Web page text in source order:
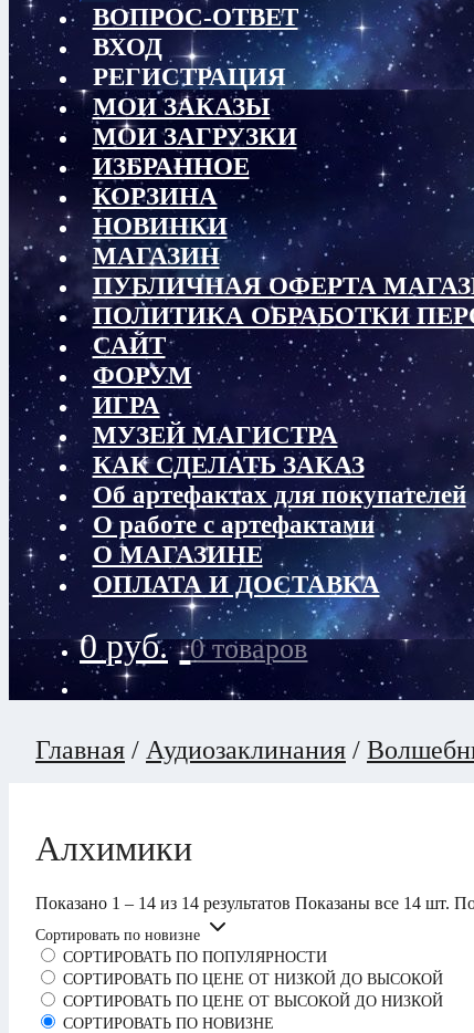
ВОПРОС-ОТВЕТ
ВХОД
РЕГИСТРАЦИЯ
МОИ ЗАКАЗЫ
МОИ ЗАГРУЗКИ
ИЗБРАННОЕ
КОРЗИНА
НОВИНКИ
МАГАЗИН
ПУБЛИЧНАЯ ОФЕРТА
ПОЛИТИКА ОБРАБОТКИ
САЙТ
ФОРУМ
ИГРА
МУЗЕЙ МАГИСТРА
КАК СДЕЛАТЬ ЗАКАЗ
Об артефактах для покупателей
О работе с артефактами
О МАГАЗИНЕ
ОПЛАТА И ДОСТАВКА
0руб. 0 товаров
Главная / Аудиозаклинания /
Алхимики
Показано 1 – 14 из 14 результатов Показаны все 14 шт.
Сортировать по новизне
СОРТИРОВАТЬ ПО ПОПУЛЯРНОСТИ
СОРТИРОВАТЬ ПО ЦЕНЕ ОТ НИЗКОЙ ДО ВЫСОКОЙ
СОРТИРОВАТЬ ПО ЦЕНЕ ОТ ВЫСОКОЙ ДО НИЗКОЙ
СОРТИРОВАТЬ ПО НОВИЗНЕ